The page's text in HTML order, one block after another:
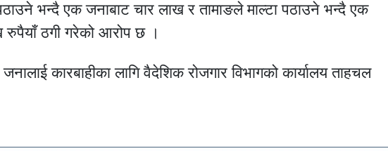
भन्दै एक जनाबाट चार लाख र तामाङले माल्टा पठाउने भन्दै एक
ठगी गरेको आरोप छ ।
कारबाहीका लागि वैदेशिक रोजगार विभागको कार्यालय ताहचल